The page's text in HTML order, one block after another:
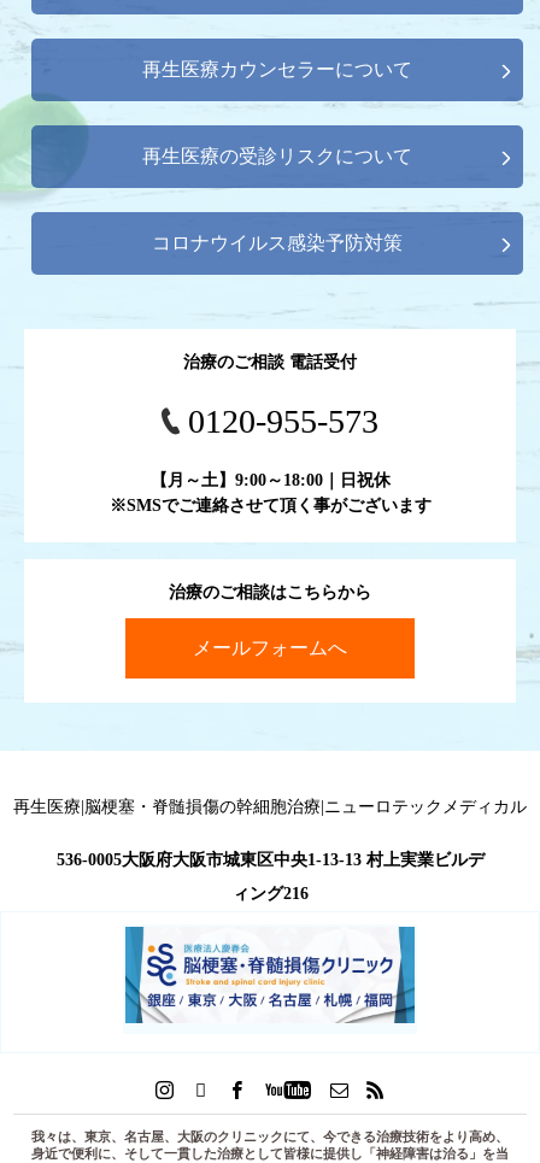
再生医療カウンセラーについて
再生医療の受診リスクについて
コロナウイルス感染予防対策
治療のご相談はこちらから
メールフォームへ
治療のご相談 電話受付
0120-955-573
【月～土】9:00～18:00｜日祝休
※SMSでご連絡させて頂く事がございます
再生医療|脳梗塞・脊髄損傷の幹細胞治療|ニューロテックメディカル
536-0005大阪府大阪市城東区中央1-13-13 村上実業ビルデ
ィング216
我々は、東京、名古屋、大阪のクリニックにて、今できる治療技術をより高め、
身近で便利に、そして一貫した治療として皆様に提供し「神経障害は治る 」を当